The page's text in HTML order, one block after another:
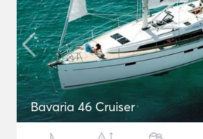
Bavaria 46 Cruiser